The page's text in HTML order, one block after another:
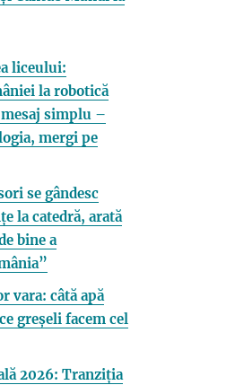
liceului:
la robotică
simplu –
mergi pe
se gândesc
la catedră, arată
bine a
vara: câtă apă
greșeli facem cel
2026: Tranziția